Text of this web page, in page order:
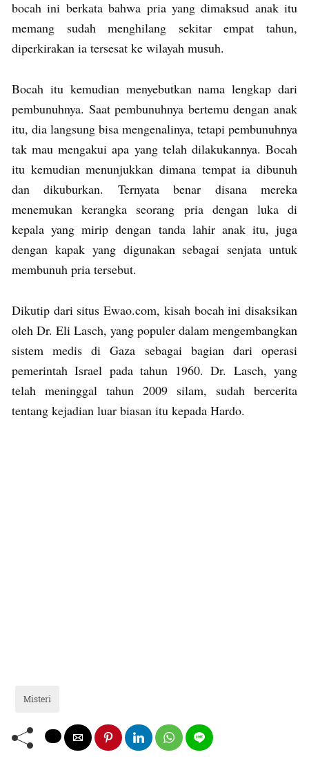
bocah ini berkata bahwa pria yang dimaksud anak itu
memang sudah menghilang sekitar empat tahun,
diperkirakan ia tersesat ke wilayah musuh.
Bocah itu kemudian menyebutkan nama lengkap dari
pembunuhnya. Saat pembunuhnya bertemu dengan anak
itu, dia langsung bisa mengenalinya, tetapi pembunuhnya
tak mau mengakui apa yang telah dilakukannya. Bocah
itu kemudian menunjukkan dimana tempat ia dibunuh
dan dikuburkan. Ternyata benar disana mereka
menemukan kerangka seorang pria dengan luka di
kepala yang mirip dengan tanda lahir anak itu, juga
dengan kapak yang digunakan sebagai senjata untuk
membunuh pria tersebut.
Dikutip dari situs Ewao.com, kisah bocah ini disaksikan
oleh Dr. Eli Lasch, yang populer dalam mengembangkan
sistem medis di Gaza sebagai bagian dari operasi
pemerintah Israel pada tahun 1960. Dr. Lasch, yang
telah meninggal tahun 2009 silam, sudah bercerita
tentang kejadian luar biasan itu kepada Hardo.
Misteri